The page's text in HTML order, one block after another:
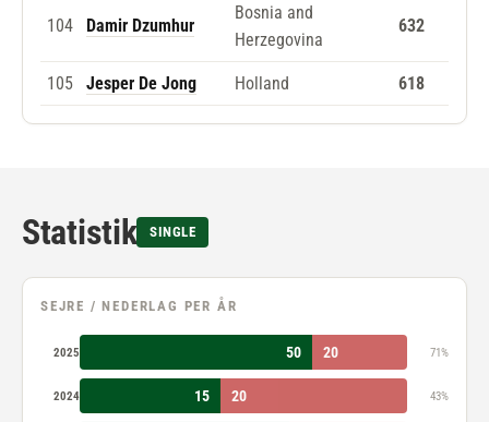
104 Damir Dzumhur
Bosnia and
Herzegovina
632
105 Jesper De Jong Holland 618
Statistik SINGLE
SEJRE / NEDERLAG PER ÅR
2025 50 20 71%
2024 15 20 43%